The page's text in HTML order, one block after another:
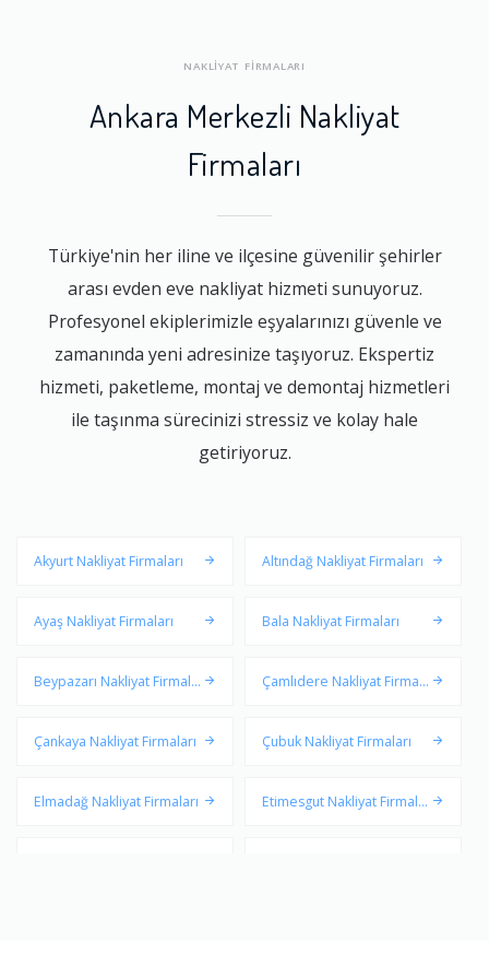
NAKLİYAT FİRMALARI
Ankara Merkezli Nakliyat
Firmaları
Türkiye'nin her iline ve ilçesine güvenilir şehirler
arası evden eve nakliyat hizmeti sunuyoruz.
Profesyonel ekiplerimizle eşyalarınızı güvenle ve
zamanında yeni adresinize taşıyoruz. Ekspertiz
hizmeti, paketleme, montaj ve demontaj hizmetleri
ile taşınma sürecinizi stressiz ve kolay hale
getiriyoruz.
Akyurt Nakliyat Firmaları Altındağ Nakliyat Firmaları
Ayaş Nakliyat Firmaları Bala Nakliyat Firmaları
Beypazarı Nakliyat Firmala
Çamlıdere Nakliyat Firmala
Çankaya Nakliyat Firmaları
Çubuk Nakliyat Firmaları
Elmadağ Nakliyat Firmaları
Etimesgut Nakliyat Firmalar